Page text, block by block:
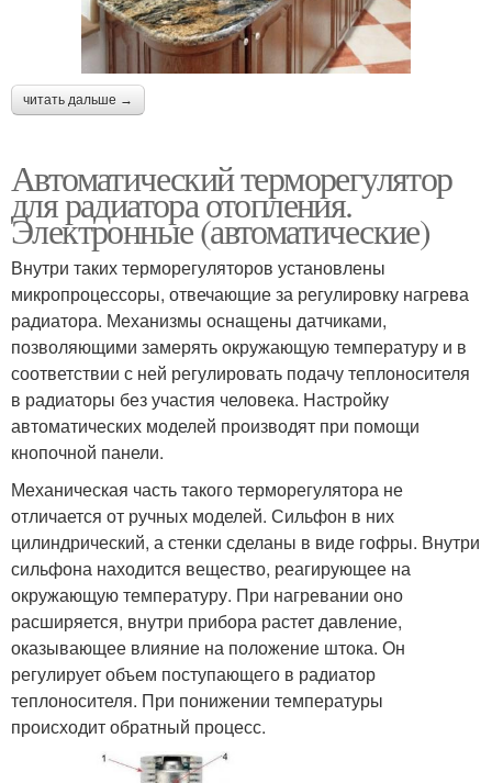
читать дальше →
Автоматический терморегулятор
для радиатора отопления.
Электронные (автоматические)
Внутри таких терморегуляторов установлены
микропроцессоры, отвечающие за регулировку нагрева
радиатора. Механизмы оснащены датчиками,
позволяющими замерять окружающую температуру и в
соответствии с ней регулировать подачу теплоносителя
в радиаторы без участия человека. Настройку
автоматических моделей производят при помощи
кнопочной панели.
Механическая часть такого терморегулятора не
отличается от ручных моделей. Сильфон в них
цилиндрический, а стенки сделаны в виде гофры. Внутри
сильфона находится вещество, реагирующее на
окружающую температуру. При нагревании оно
расширяется, внутри прибора растет давление,
оказывающее влияние на положение штока. Он
регулирует объем поступающего в радиатор
теплоносителя. При понижении температуры
происходит обратный процесс.